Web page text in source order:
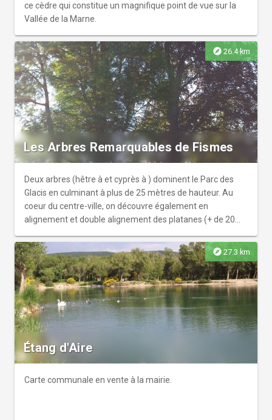
ce cèdre qui constitue un magnifique point de vue sur la
Vallée de la Marne.
explore 26.4 km
Les Arbres Remarquables de Fismes
Deux arbres (hêtre à et cyprès à ) dominent le Parc des
Glacis en culminant à plus de 25 mètres de hauteur. Au
coeur du centre-ville, on découvre également en
alignement et double alignement des platanes (+ de 20
explore 27.3 km
Étang d'Aire
Carte communale en vente à la mairie.